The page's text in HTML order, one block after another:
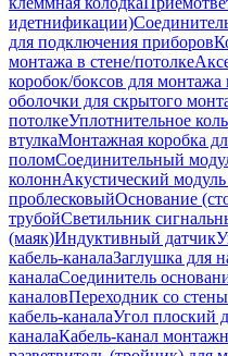
идетнификации)
для подключения приборов
монтажа в стене/потолке
коробок/боксов для монтажа
оболочки для скрытого
потолкеУплотнительное
втулкаМонтажная коробка
поломСоединительный
колоннАкустический
проблесковыйОснование
трубойСветильник
(маяк)Индуктивный датчик
кабель-каналаЗаглушка для
каналаСоединитель
каналовПереходник со
кабель-каналаУгол плоский
каналаКабель-канал